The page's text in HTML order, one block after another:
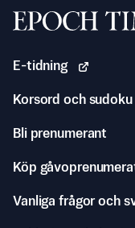
Svenska Epoch
E-tidning
Korsord och sudoku
Bli prenumerant
Köp
Vanliga frågor och